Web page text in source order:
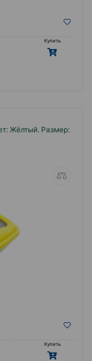
Купить
Жёлтый. Размер:
Купить